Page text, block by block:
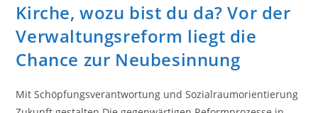
Kirche, wozu bist du da? Vor der
Verwaltungsreform liegt die
Chance zur Neubesinnung
Mit Schöpfungsverantwortung und Sozialraumorientierung